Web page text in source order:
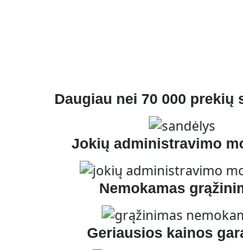
Daugiau nei 70 000 prekių
Jokių administravimo
Nemokamas
Geriausios kainos